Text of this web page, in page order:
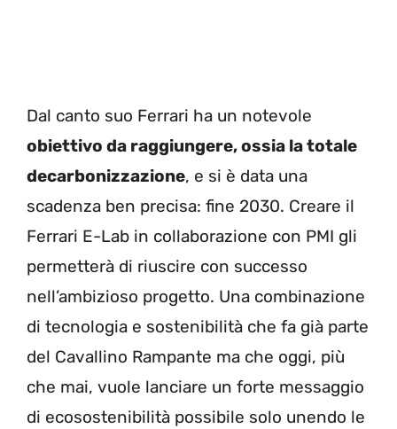
Dal canto suo Ferrari ha un notevole
obiettivo da raggiungere, ossia la totale
decarbonizzazione, e si è data una
scadenza ben precisa: fine 2030. Creare il
Ferrari E-Lab in collaborazione con PMI gli
permetterà di riuscire con successo
nell’ambizioso progetto. Una combinazione
di tecnologia e sostenibilità che fa già parte
del Cavallino Rampante ma che oggi, più
che mai, vuole lanciare un forte messaggio
di ecosostenibilità possibile solo unendo le